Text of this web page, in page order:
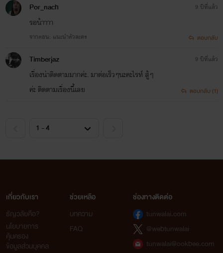
Por_nach
รอน้าาาา
จากตอน: แนะนำตัวละคร
9 ปีที่แล้ว
ตอบกลับ
Timberjaz
เรื่องน่าติดตามมากค่ะ. มาต่อเร็วๆนะคะไรท์ สู้ๆ
ค่ะ ติดตามเรื่องนี้เลย
9 ปีที่แล้ว
ตอบกลับ (1)
เกี่ยวกับเรา
ธัญวลัยคือ?
นโยบายการ
คุ้มครอง
ข้อมูลส่วนบุคคล
ช่วยเหลือ
บทความ
FAQ
ช่องทางติดต่อ
tunwalai.com
@webtunwalai
tunwalai@ookbee.com